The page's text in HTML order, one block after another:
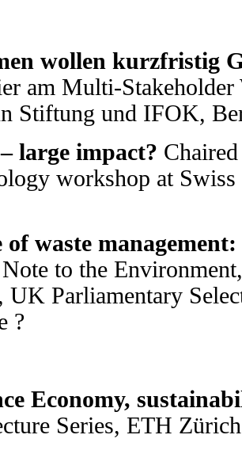
wollen kurzfristig
am Multi-
Stiftung und IFOK,
large impact?
workshop at
waste
Note to the
UK Parliamentary
?
Economy,
Series, ETH